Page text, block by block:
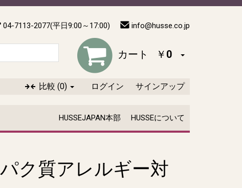
04-7113-2077(平日9:00～17:00) info@husse.co.jp
カート ￥0
比較 (0) ログイン サインアップ
HUSSEJAPAN本部 HUSSEについて
ク質アレルギー対